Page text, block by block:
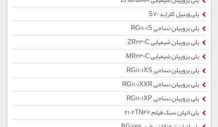
پلی وینیل کلراید S70
پلی پروپیلن نساجی RG1101S
پلی پروپیلن شیمیایی ZR230C
پلی پروپیلن شیمیایی MR230C
پلی پروپیلن نساجی RG1101XS
پلی پروپیلن نساجی RG1101XXR
پلی پروپیلن نساجی RG1101XP
پلی اتیلن سبک فیلم 2102TN42